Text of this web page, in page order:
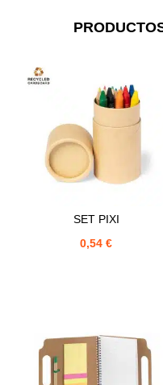
SET PIXI
0,54€